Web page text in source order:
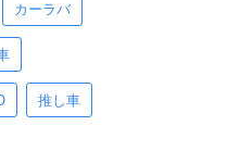
カーラバ
推し車